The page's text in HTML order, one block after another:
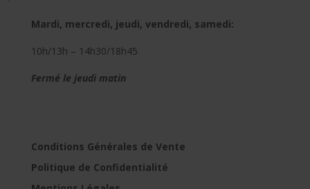
Mardi, mercredi, jeudi, vendredi, samedi:
10h/13h – 14h30/18h45
Fermé le jeudi matin
Conditions Générales de Vente
Politique de Confidentialité